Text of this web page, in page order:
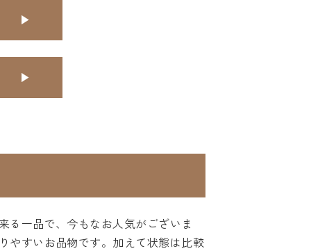
る一品で、今もなお人気がございま
やすいお品物です。加えて状態は比較